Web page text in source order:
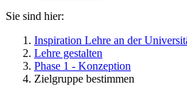
Sie sind hier:
Inspiration Lehre an der
Lehre gestalten
Phase 1 - Konzeption
Zielgruppe bestimmen